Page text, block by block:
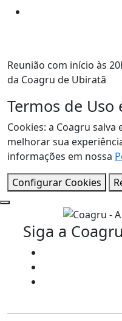
Reunião com início às
da Coagru de Ubiratã
Termos de Uso
Cookies: a Coagru
melhorar sua
informações em nossa
Configurar Cookies
Siga a